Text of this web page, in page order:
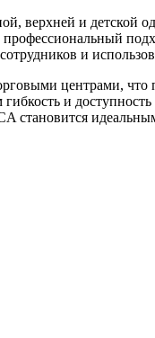
верхней и детской
и
центрами,
и
становится